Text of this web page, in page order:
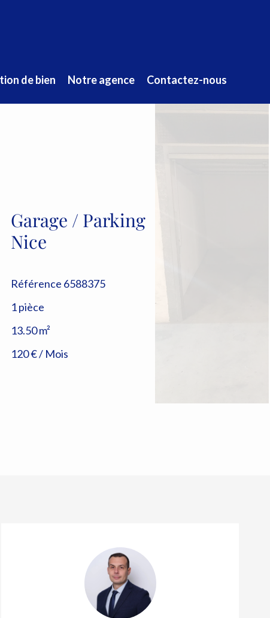
de bien Notre agence Contactez-nous
Garage / Parking
Nice
Référence 6588375
1 pièce
13.50m²
120 € / Mois